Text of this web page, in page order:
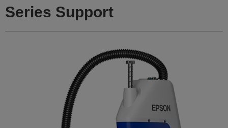
Series Support